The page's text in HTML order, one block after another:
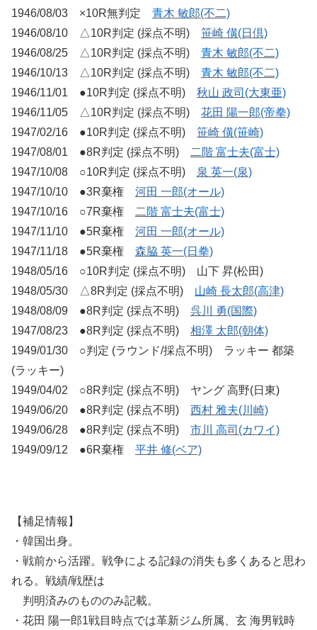
1946/08/03 ×10R無判定 青木 敏郎(不二)
1946/08/10 △10R判定 (採点不明) 笹崎 僙(日倶)
1946/08/25 △10R判定 (採点不明) 青木 敏郎(不二)
1946/10/13 △10R判定 (採点不明) 青木 敏郎(不二)
1946/11/01 ●10R判定 (採点不明) 秋山 政司(大東亜)
1946/11/05 △10R判定 (採点不明) 花田 陽一郎(帝拳)
1947/02/16 ●10R判定 (採点不明) 笹崎 僙(笹崎)
1947/08/01 ●8R判定 (採点不明)
二階 富士夫(富士)
1947/10/08 ○10R判定 (採点不明) 泉 英一(泉)
1947/10/10 ●3R棄権 河田 一郎(オール)
1947/10/16 ○7R棄権
二階 富士夫(富士)
1947/11/10 ●5R棄権 河田 一郎(オール)
1947/11/18 ●5R棄権 森脇 英一(日拳)
1948/05/16 ○10R判定 (採点不明) 山下 昇(松田)
1948/05/30 △8R判定 (採点不明) 山崎 長太郎(高津)
1948/08/09 ●8R判定 (採点不明) 呉川 勇(国際)
1947/08/23 ●8R判定 (採点不明) 相澤 太郎(朝体)
1949/01/30 ○判定 (ラウンド/採点不明) ラッキー 都築
(ラッキー)
1949/04/02 ○8R判定 (採点不明) ヤング 高野(日東)
1949/06/20 ●8R判定 (採点不明) 西村 雅夫(川崎)
1949/06/28 ●8R判定 (採点不明) 市川 高司(カワイ)
1949/09/12 ●6R棄権 平井 修(ベア)
【補足情報】
・韓国出身。
・戦前から活躍。戦争による記録の消失も多くあると思わ
れる。戦績/戦歴は
判明済みのもののみ記載。
・花田 陽一郎1戦目時点では革新ジム所属、玄 海男戦時